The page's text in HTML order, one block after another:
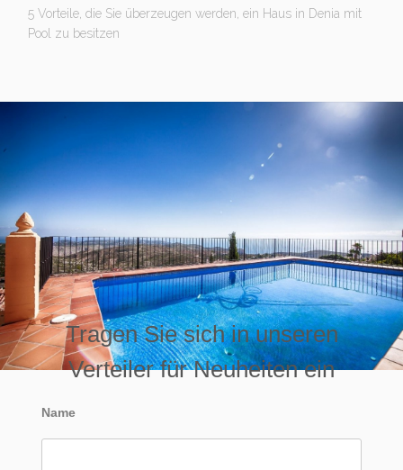
5 Vorteile, die Sie überzeugen werden, ein Haus in Denia mit
Pool zu besitzen
Tragen Sie sich in unseren
Verteiler für Neuheiten ein
Name